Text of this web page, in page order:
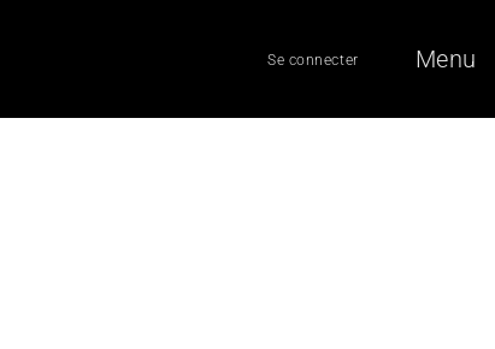
Se connecter Menu